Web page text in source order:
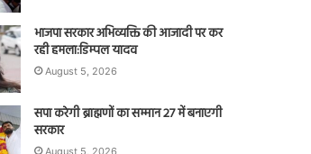
भाजपा सरकार अभिव्यक्ति की आजादी पर कर
रही हमला:डिम्पल यादव
August 5, 2026
सपा करेगी ब्राह्मणों का सम्मान 27 में बनाएगी
सरकार
August 5, 2026